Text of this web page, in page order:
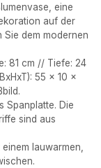
eine
auf der
dem modernen
81 cm // Tiefe: 24
55 x 10 x
Spanplatte. Die
sind aus
lauwarmen,